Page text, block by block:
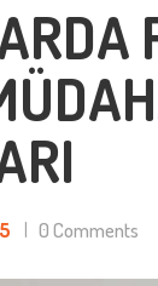
0 Comments